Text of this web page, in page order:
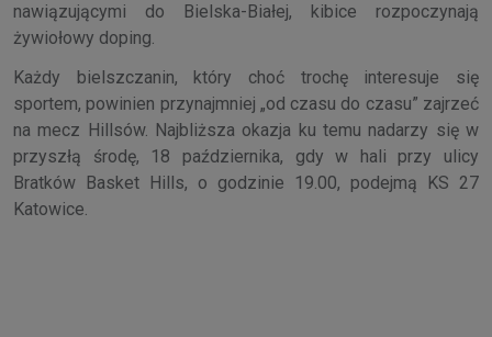
nawiązującymi do Bielska-Białej, kibice rozpoczynają
żywiołowy doping.
Każdy bielszczanin, który choć trochę interesuje się
sportem, powinien przynajmniej „od czasu do czasu” zajrzeć
na mecz Hillsów. Najbliższa okazja ku temu nadarzy się w
przyszłą środę, 18 października, gdy w hali przy ulicy
Bratków Basket Hills, o godzinie 19.00, podejmą KS 27
Katowice.